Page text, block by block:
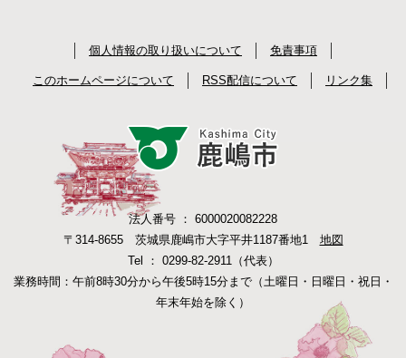
個人情報の取り扱いについて 免責事項
このホームページについて RSS配信について リンク集
法人番号 ： 6000020082228
〒314-8655 茨城県鹿嶋市大字平井1187番地1 地図
Tel ： 0299-82-2911（代表）
業務時間：午前8時30分から午後5時15分まで（土曜日・日曜日・祝日・
年末年始を除く）